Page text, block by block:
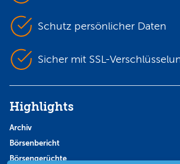
Schutz persönlicher Daten
Sicher mit SSL-
Highlights
Archiv
Börsenbericht
Börsengerüchte